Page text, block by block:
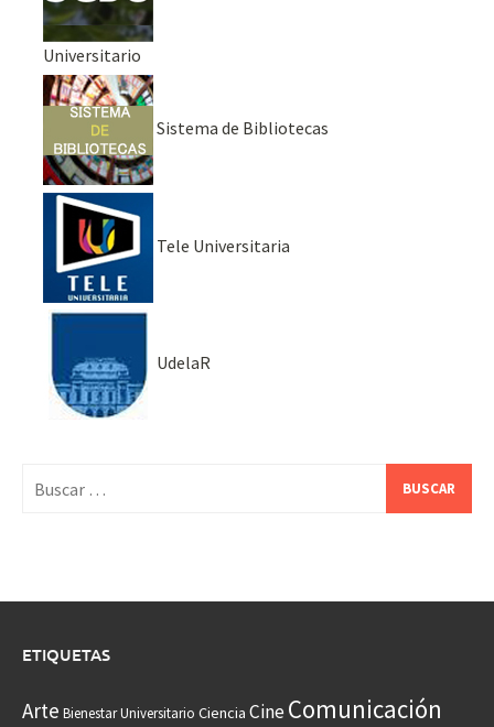
Universitario
Sistema de Bibliotecas
Tele Universitaria
UdelaR
ETIQUETAS
Arte Bienestar Universitario Ciencia CineComunicación